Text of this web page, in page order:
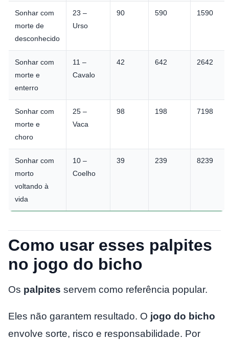
Sonhar com
morte de
desconhecido
23 –
Urso
90 590 1590
Sonhar com
morte e
enterro
11 –
Cavalo
42 642 2642
Sonhar com
morte e
choro
25 –
Vaca
98 198 7198
Sonhar com
morto
voltando à
vida
10 –
Coelho
39 239 8239
Como usar esses palpites
no jogo do bicho
Os palpites servem como referência popular.
Eles não garantem resultado. O jogo do bicho
envolve sorte, risco e responsabilidade. Por